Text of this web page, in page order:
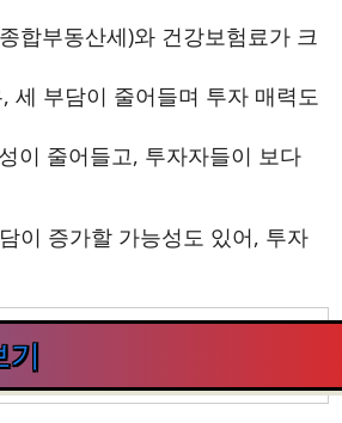
합부동산세)와 건강보험료가 크
세 부담이 줄어들며 투자 매력도
이 줄어들고, 투자자들이 보다
이 증가할 가능성도 있어, 투자
기